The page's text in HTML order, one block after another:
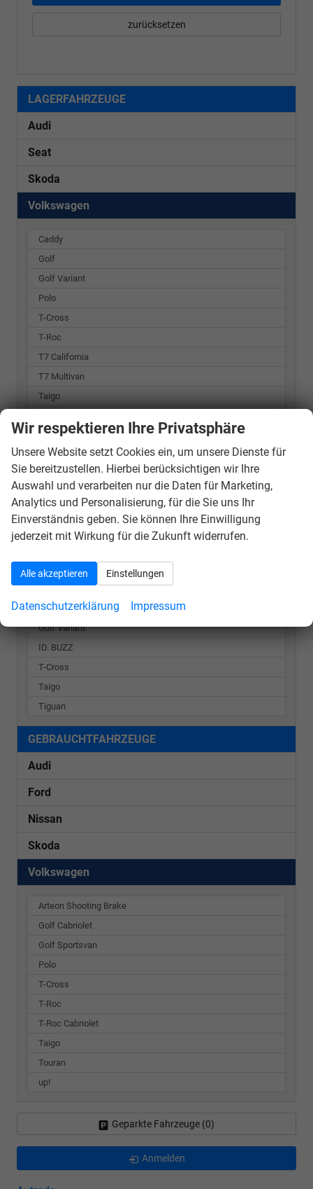
zurücksetzen
LAGERFAHRZEUGE
Audi
Seat
Skoda
Volkswagen
Caddy
Golf
Golf Variant
Polo
T-Cross
T-Roc
T7 California
T7 Multivan
Taigo
Touran
VORLAUFFAHRZEUGE
Audi
Seat
Volkswagen
Caddy
Golf Variant
ID. BUZZ
T-Cross
Taigo
Tiguan
GEBRAUCHTFAHRZEUGE
Audi
Ford
Nissan
Skoda
Volkswagen
Arteon Shooting Brake
Golf Cabriolet
Golf Sportsvan
Polo
T-Cross
T-Roc
T-Roc Cabriolet
Taigo
Touran
up!
Geparkte Fahrzeuge (0)
Anmelden
Wir respektieren Ihre Privatsphäre
Unsere Website setzt Cookies ein, um unsere Dienste für
Sie bereitzustellen. Hierbei berücksichtigen wir Ihre
Auswahl und verarbeiten nur die Daten für Marketing,
Analytics und Personalisierung, für die Sie uns Ihr
Einverständnis geben. Sie können Ihre Einwilligung
jederzeit mit Wirkung für die Zukunft widerrufen.
Alle akzeptieren Einstellungen
Datenschutzerklärung Impressum